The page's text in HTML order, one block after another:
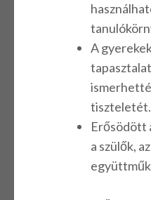
A
tiszteletét.
Erősödött
a szülők,